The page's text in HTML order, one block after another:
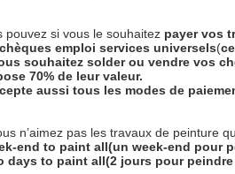
pouvez si vous le souhaitez payer vos
chèques emploi services universels(
souhaitez solder ou vendre vos
70% de leur valeur.
aussi tous les modes de
n’aimez pas les travaux de peinture
end to paint all(un week-end pour
days to paint all(2 jours pour